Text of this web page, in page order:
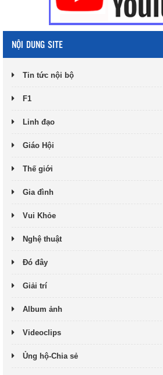
NỘI DUNG SITE
Tin tức nội bộ
F1
Linh đạo
Giáo Hội
Thế giới
Gia đình
Vui Khỏe
Nghệ thuật
Đó đây
Giải trí
Album ảnh
Videoclips
Ủng hộ-Chia sẻ